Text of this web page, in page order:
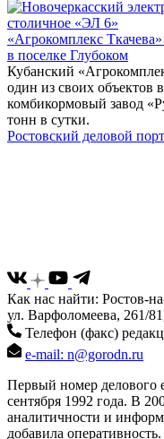
«Агрокомплекс
в поселке Глубоком
Кубанский
один из своих объектов
комбикормовый завод
тонн в сутки.
Ростовский деловой
Как нас найти: Ростов-
ул. Варфоломеева, 261/
Телефон (факс)
e-mail: n@gorodn.ru
Первый номер делового
сентября 1992 года. В
аналитичности и
добавила